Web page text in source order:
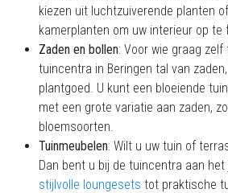
kiezen uit luchtzuiverende planten
kamerplanten om uw interieur op te
Zaden en bollen: Voor wie graag zelf
tuincentra in Beringen tal van
plantgoed. U kunt een bloeiende
met een grote variatie aan zaden,
bloemsoorten.
Tuinmeubelen: Wilt u uw tuin of
Dan bent u bij de tuincentra aan
stijlvolle loungesets tot praktische